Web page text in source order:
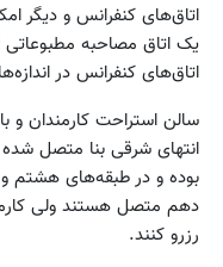
اتاق‌های کنفرانس و دیگر
یک اتاق مصاحبه مطبوعاتی
اتاق‌های کنفرانس در
سالن استراحت کارمندان و
انتهای شرقی بنا متصل
بوده و در طبقه‌های هشتم و
دهم متصل هستند ولی
رزرو کنند.